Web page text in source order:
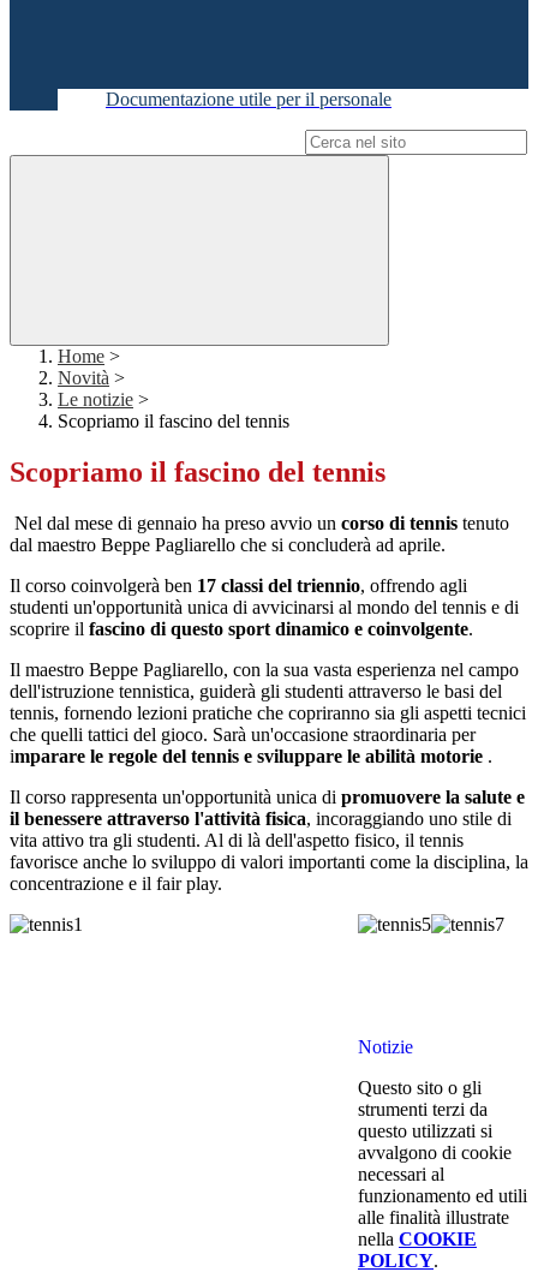
Documentazione utile per il personale
Home >
Novità >
Le notizie >
Scopriamo il fascino del tennis
Scopriamo il fascino del tennis
Nel dal mese di gennaio ha preso avvio un corso di tennis tenuto
dal maestro Beppe Pagliarello che si concluderà ad aprile.
Il corso coinvolgerà ben 17 classi del triennio, offrendo agli
studenti un'opportunità unica di avvicinarsi al mondo del tennis e di
scoprire il fascino di questo sport dinamico e coinvolgente.
Il maestro Beppe Pagliarello, con la sua vasta esperienza nel campo
dell'istruzione tennistica, guiderà gli studenti attraverso le basi del
tennis, fornendo lezioni pratiche che copriranno sia gli aspetti tecnici
che quelli tattici del gioco. Sarà un'occasione straordinaria per
imparare le regole del tennis e sviluppare le abilità motorie .
Il corso rappresenta un'opportunità unica di promuovere la salute e
il benessere attraverso l'attività fisica, incoraggiando uno stile di
vita attivo tra gli studenti. Al di là dell'aspetto fisico, il tennis
favorisce anche lo sviluppo di valori importanti come la disciplina, la
concentrazione e il fair play.
Notizie
Questo sito o gli
strumenti terzi da
questo utilizzati si
avvalgono di cookie
necessari al
funzionamento ed utili
alle finalità illustrate
nella COOKIE
POLICY.